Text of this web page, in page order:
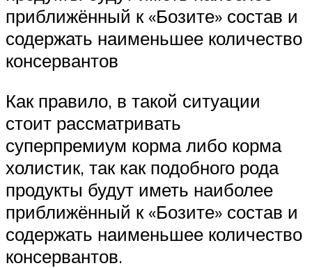
приближённый к «Бозите» состав и
содержать наименьшее количество
консервантов
Как правило, в такой ситуации
стоит рассматривать
суперпремиум корма либо корма
холистик, так как подобного рода
продукты будут иметь наиболее
приближённый к «Бозите» состав и
содержать наименьшее количество
консервантов.